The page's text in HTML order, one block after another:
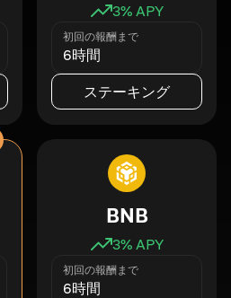
3% APY
初回の報酬まで
6時間
ステーキング
BNB
3% APY
初回の報酬まで
6時間